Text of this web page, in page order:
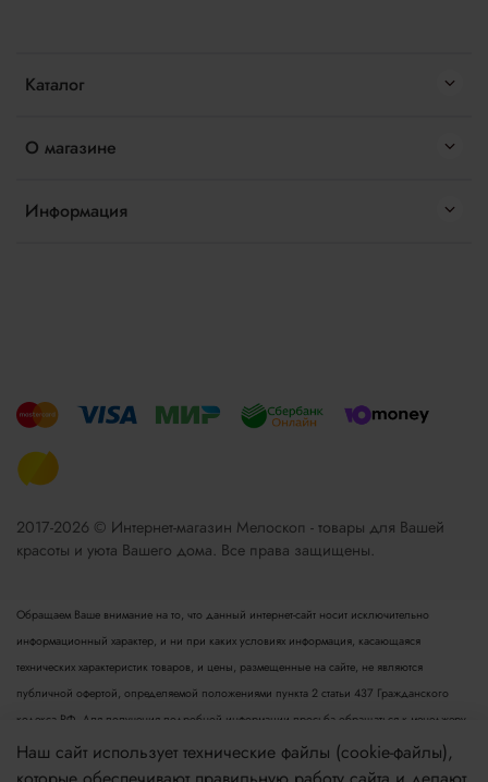
Каталог
О магазине
Информация
2017-2026 © Интернет-магазин Мелоскоп - товары для Вашей
красоты и уюта Вашего дома. Все права защищены.
Обращаем Ваше внимание на то, что данный интернет-сайт носит исключительно
информационный характер, и ни при каких условиях информация, касающаяся
технических характеристик товаров, и цены, размещенные на сайте, не являются
публичной офертой, определяемой положениями пункта 2 статьи 437 Гражданского
кодекса РФ. Для получения подробной информации просьба обращаться к менеджеру.
Опубликованная на данном сайте информация может быть изменена в любое время без
предварительного уведомления.
Наш сайт использует технические файлы (cookie-файлы),